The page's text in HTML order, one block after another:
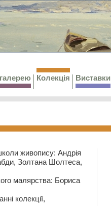
Колекція Виставки
живопису: Андрія
Золтана Шолтеса,
малярства: Бориса
колекції,